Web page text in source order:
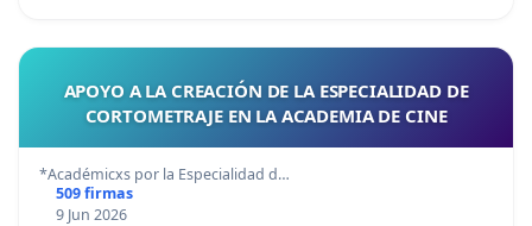
APOYO A LA CREACIÓN DE LA ESPECIALIDAD DE
CORTOMETRAJE EN LA ACADEMIA DE CINE
*Académicxs por la Especialidad d…
509 firmas
9 Jun 2026